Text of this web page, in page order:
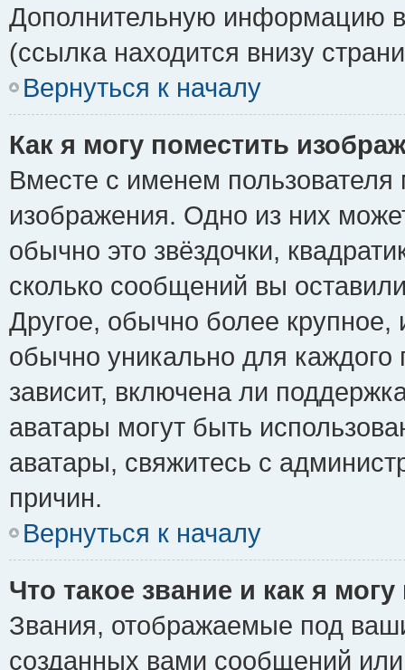
Дополнительную информацию
(ссылка находится внизу
Вернуться к началу
Как я могу поместить
Вместе с именем пользователя
изображения. Одно из них
обычно это звёздочки,
сколько сообщений вы
Другое, обычно более крупное,
обычно уникально для каждого
зависит, включена ли
аватары могут быть
аватары, свяжитесь с
причин.
Вернуться к началу
Что такое звание и как я
Звания, отображаемые под
созданных вами сообщений